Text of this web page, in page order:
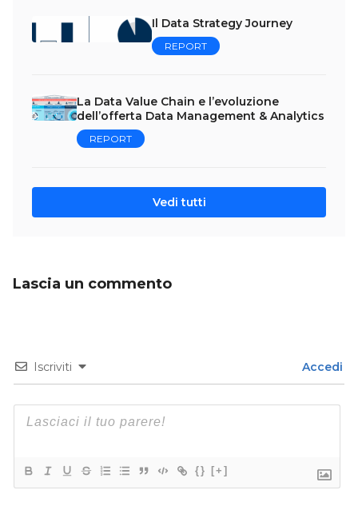
Il Data Strategy Journey
REPORT
La Data Value Chain e l’evoluzione
dell’offerta Data Management & Analytics
REPORT
Vedi tutti
Lascia un commento
Iscriviti Accedi
{} [+]